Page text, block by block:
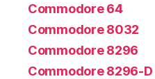
Commodore 64
Commodore 8032
Commodore 8296
Commodore 8296-D